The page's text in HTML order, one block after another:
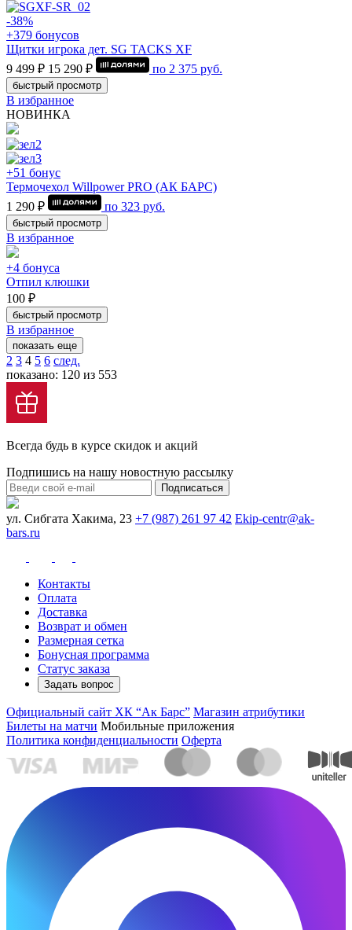
-38%
+379 бонусов
Щитки игрока дет. SG TACKS XF
9 499 ₽ 15 290 ₽ по 2 375 руб.
быстрый просмотр
В избранное
НОВИНКА
+51 бонус
Термочехол Willpower PRO (АК БАРС)
1 290 ₽
по 323 руб.
быстрый просмотр
В избранное
+4 бонуса
Отпил клюшки
100 ₽
быстрый просмотр
В избранное
показать еще
2 3 4 5 6 след.
показано: 120 из 553
Всегда будь в курсе скидок и акций
Подпишись на нашу новостную рассылку
Подписаться
ул. Сибгата Хакима, 23 +7 (987) 261 97 42 Ekip-centr@ak-
bars.ru
Контакты
Оплата
Доставка
Возврат и обмен
Размерная сетка
Бонусная программа
Статус заказа
Задать вопрос
Официальный сайт ХК “Ак Барс” Магазин атрибутики
Билеты на матчи Мобильные приложения
Политика конфиденциальности Оферта